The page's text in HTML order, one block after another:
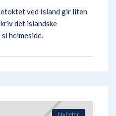
ved Island gir liten
det islandske
heimeside.
Nyheter